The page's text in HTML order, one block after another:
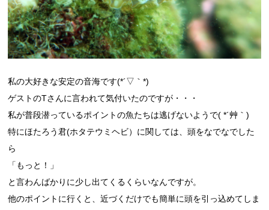
私の大好きな安定の音海です(*´▽｀*)
ゲストのTさんに言われて気付いたのですが・・・
私が普段潜っているポイントの魚たちは逃げないようで( *´艸｀)
特にほたろう君(ホタテウミヘビ）に関しては、頭をなでなでした
ら
「もっと！」
と言わんばかりに少し出てくるくらいなんですが。
他のポイントに行くと、近づくだけでも簡単に頭を引っ込めてしま